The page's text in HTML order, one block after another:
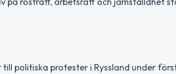
politiska protester i Ryssland under